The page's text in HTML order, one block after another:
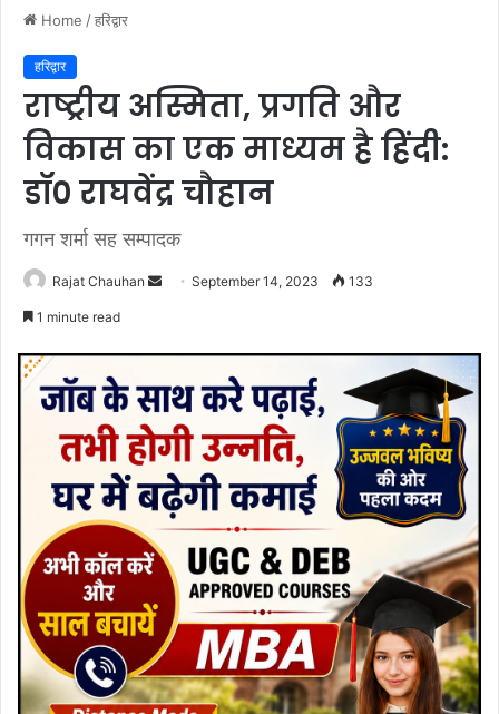
Home /हरिद्वार
हरिद्वार
राष्ट्रीय अस्मिता, प्रगति और
विकास का एक माध्यम है हिंदी:
डॉ० राघवेंद्र चौहान
गगन शर्मा सह सम्पादक
Rajat Chauhan
Send September 14, 2023 133
1 minute read